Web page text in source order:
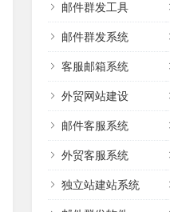
邮件群发工具
邮件群发系统
客服邮箱系统
外贸网站建设
邮件客服系统
外贸客服系统
独立站建站系统